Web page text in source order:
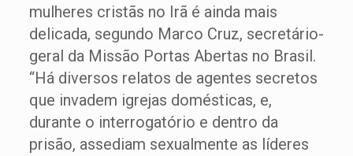
mulheres cristãs no Irã é ainda mais
delicada, segundo Marco Cruz, secretário-
geral da Missão Portas Abertas no Brasil.
“Há diversos relatos de agentes secretos
que invadem igrejas domésticas, e,
durante o interrogatório e dentro da
prisão, assediam sexualmente as líderes